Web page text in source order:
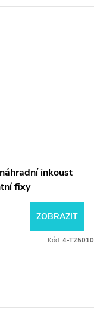
inkoust
fixy
ZOBRAZIT
Kód: 4-T25010